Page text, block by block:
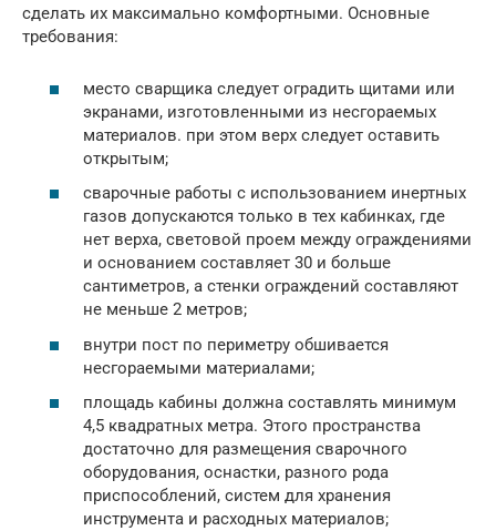
сделать их максимально комфортными. Основные
требования:
место сварщика следует оградить щитами или
экранами, изготовленными из несгораемых
материалов. при этом верх следует оставить
открытым;
сварочные работы с использованием инертных
газов допускаются только в тех кабинках, где
нет верха, световой проем между ограждениями
и основанием составляет 30 и больше
сантиметров, а стенки ограждений составляют
не меньше 2 метров;
внутри пост по периметру обшивается
несгораемыми материалами;
площадь кабины должна составлять минимум
4,5 квадратных метра. Этого пространства
достаточно для размещения сварочного
оборудования, оснастки, разного рода
приспособлений, систем для хранения
инструмента и расходных материалов;